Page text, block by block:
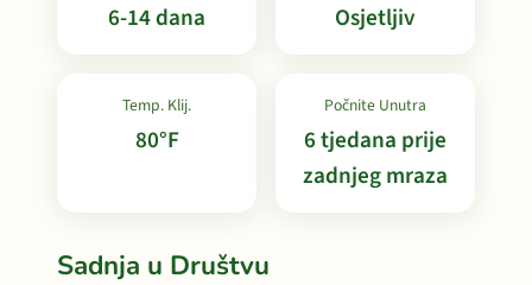
6-14 dana Osjetljiv
Temp. Klij.
80°F
Počnite Unutra
6 tjedana prije
zadnjeg mraza
Sadnja u Društvu